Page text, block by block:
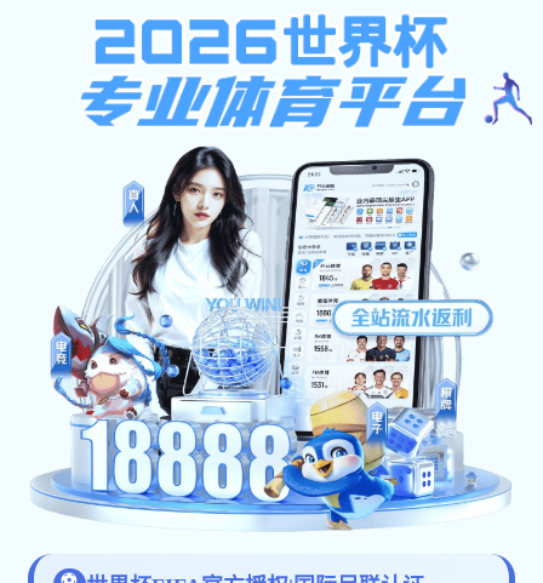
开云电子体育
首页 机构介绍 思想教育
部门简介 工作职责
师生楷模 学部动态 文明讲堂 理论长廊
规章制度 学风建设 辅导员之窗
专项资助 勤工助学 典型事迹
医保报销 勤工助学
征兵工作 军训工作 军事百科 我院举办世界精神卫生日宣传周
学生处开展2025年“优良学风班”